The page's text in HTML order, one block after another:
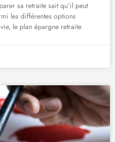
sa retraite sait qu’il peut
les différentes options
le plan épargne retraite